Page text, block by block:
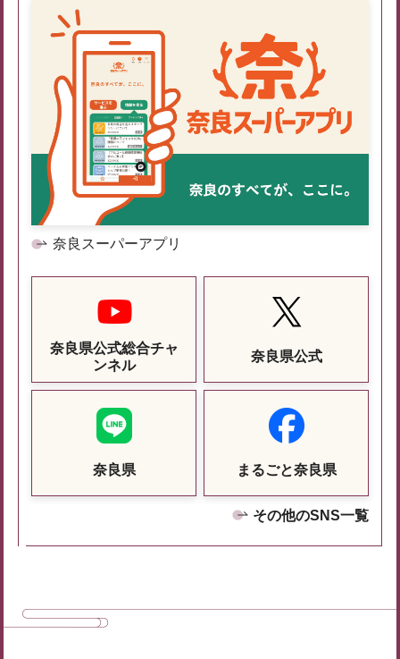
奈良スーパーアプリ
奈良県公式総合チャ
ンネル
奈良県公式
奈良県 まるごと奈良県
その他のSNS一覧